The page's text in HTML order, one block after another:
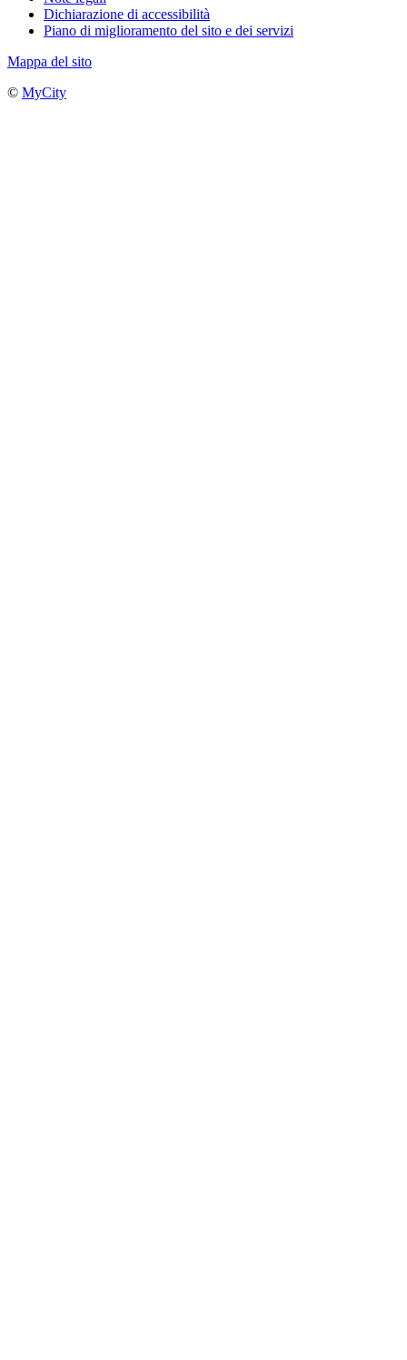
Dichiarazione di accessibilità
Piano di miglioramento del sito e dei servizi
Mappa del sito
© MyCity